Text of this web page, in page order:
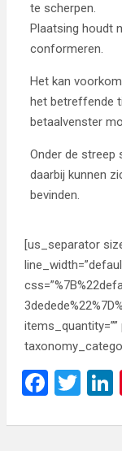
te scherpen.
Plaatsing houdt
conformeren.
Het kan
het betreffende
betaalvenster
Onder de streep
daarbij kunnen
bevinden.
[us_separator
F
ce
T
tt